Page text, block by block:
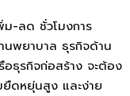
ม-ลด ชั่วโมงการ
นพยาบาล ธุรกิจด้าน
อธุรกิจก่อสร้าง จะต้อง
ยืดหยุ่นสูง และง่าย